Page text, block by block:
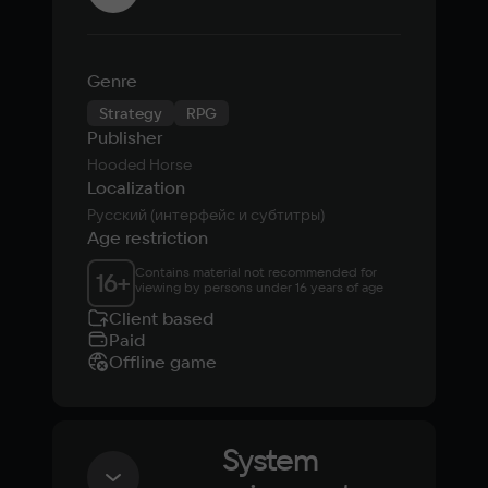
Genre
Strategy RPG
Publisher
Hooded Horse
Localization
Русский (интерфейс и субтитры)
Age restriction
16+ Contains material not recommended for
viewing by persons under 16 years of age
Client based
Paid
Offline game
System